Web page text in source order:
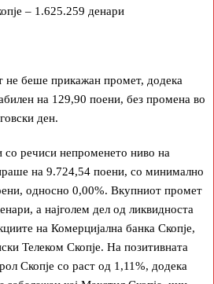
– 1.625.259 денари
не беше прикажан промет, додека
на 129,90 поени, без промена во
ден.
со речиси непроменето ниво на
на 9.724,54 поени, со минимално
односно 0,00%. Вкупниот промет
а најголем дел од ликвидноста
на Комерцијална банка Скопје,
Телеком Скопје. На позитивната
Скопје со раст од 1,11%, додека